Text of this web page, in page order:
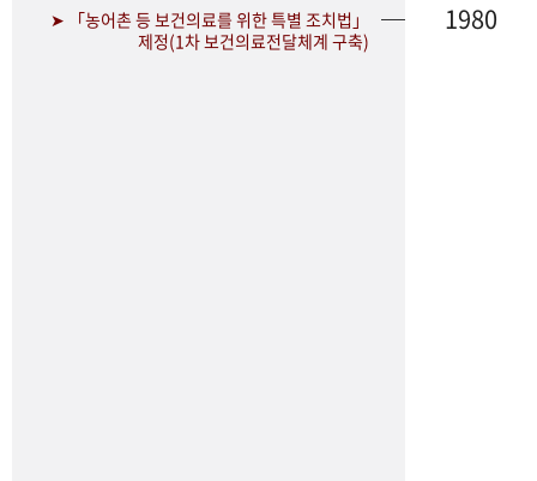
➤ 「농어촌 등 보건의료를 위한 특별 조치법」
제정(1차 보건의료전달체계 구축)
1980